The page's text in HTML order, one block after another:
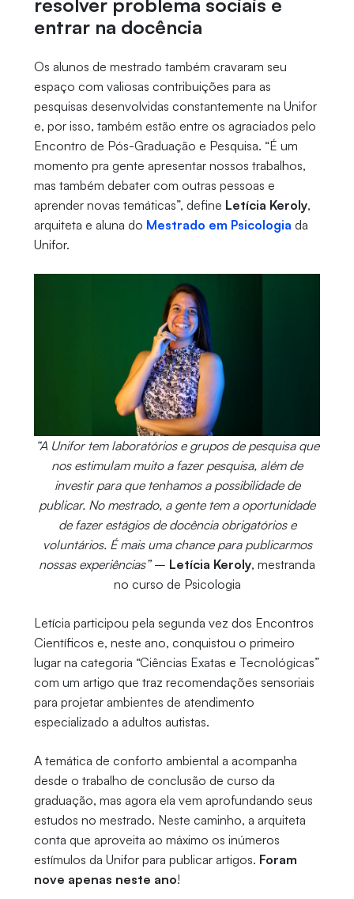
resolver problema sociais e
entrar na docência
Os alunos de mestrado também cravaram seu
espaço com valiosas contribuições para as
pesquisas desenvolvidas constantemente na Unifor
e, por isso, também estão entre os agraciados pelo
Encontro de Pós-Graduação e Pesquisa. “É um
momento pra gente apresentar nossos trabalhos,
mas também debater com outras pessoas e
aprender novas temáticas”, define Letícia Keroly,
arquiteta e aluna do Mestrado em Psicologia da
Unifor.
“A Unifor tem laboratórios e grupos de pesquisa que
nos estimulam muito a fazer pesquisa, além de
investir para que tenhamos a possibilidade de
publicar. No mestrado, a gente tem a oportunidade
de fazer estágios de docência obrigatórios e
voluntários. É mais uma chance para publicarmos
nossas experiências”– Letícia Keroly, mestranda
no curso de Psicologia
Letícia participou pela segunda vez dos Encontros
Científicos e, neste ano, conquistou o primeiro
lugar na categoria “Ciências Exatas e Tecnológicas”
com um artigo que traz recomendações sensoriais
para projetar ambientes de atendimento
especializado a adultos autistas.
A temática de conforto ambiental a acompanha
desde o trabalho de conclusão de curso da
graduação, mas agora ela vem aprofundando seus
estudos no mestrado. Neste caminho, a arquiteta
conta que aproveita ao máximo os inúmeros
estímulos da Unifor para publicar artigos. Foram
nove apenas neste ano!